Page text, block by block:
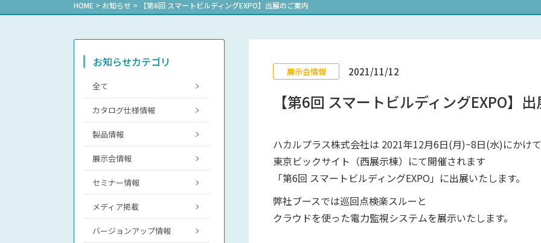
HOME > お知らせ > 【第6回 スマートビルディングEXPO】出展のご案内
展示会情報 2021/11/12
【第6回 スマートビルディングEXPO】
ハカルプラス株式会社は 2021年12月6日(月)~8日(水)にかけて
東京ビックサイト（西展示棟）にて開催されます
「第6回 スマートビルディングEXPO」に出展いたします。
弊社ブースでは巡回点検楽スルーと
クラウドを使った電力監視システムを展示いたします。
お知らせカテゴリ
全て
カタログ仕様情報
製品情報
展示会情報
セミナー情報
メディア掲載
バージョンアップ情報